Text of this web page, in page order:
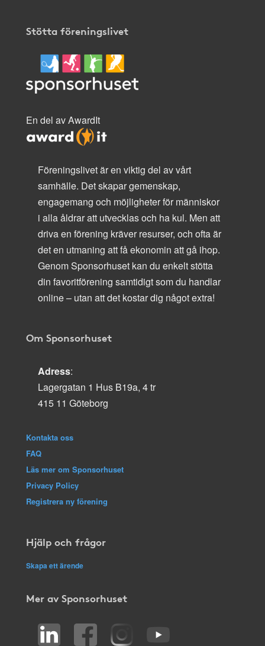
Stötta föreningslivet
En del av AwardIt
Föreningslivet är en viktig del av vårt
samhälle. Det skapar gemenskap,
engagemang och möjligheter för människor
i alla åldrar att utvecklas och ha kul. Men att
driva en förening kräver resurser, och ofta är
det en utmaning att få ekonomin att gå ihop.
Genom Sponsorhuset kan du enkelt stötta
din favoritförening samtidigt som du handlar
online – utan att det kostar dig något extra!
Om Sponsorhuset
Adress:
Lagergatan 1 Hus B19a, 4 tr
415 11 Göteborg
Kontakta oss
FAQ
Läs mer om Sponsorhuset
Privacy Policy
Registrera ny förening
Hjälp och frågor
Skapa ett ärende
Mer av Sponsorhuset